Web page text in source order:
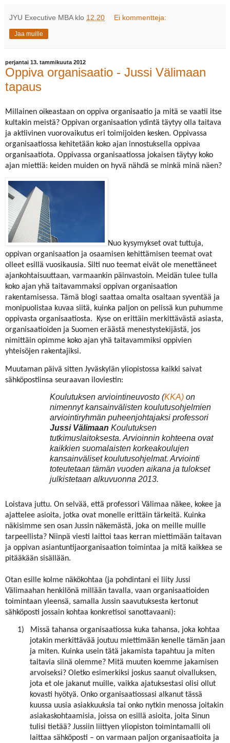
JYU Executive MBA klo 12.20 Ei kommentteja:
Jaa muille
perjantai 13. tammikuuta 2012
Oppiva organisaatio - Jussi Välimaan
tapaus
Millainen oikeastaan on oppiva organisaatio ja mitä se vaatii itse
kultakin meistä? Oppivan organisaation ydintä täytyy olla taitava
ja aktiivinen vuorovaikutus eri toimijoiden kesken. Oppivassa
organisaatiossa kehitetään koko ajan innostuksella oppivaa
organisaatiota. Oppivassa organisaatiossa jokaisen täytyy koko
ajan miettiä: keiden muiden on hyvä nähdä se minkä minä näen?
Nuo kysymykset ovat tuttuja,
oppivan organisaation ja osaamisen kehittämisen teemat ovat
olleet esillä vuosikausia. Silti nuo teemat eivät ole menettäneet
ajankohtaisuuttaan, varmaankin päinvastoin. Meidän tulee tulla
koko ajan yhä taitavammaksi oppivan organisaation
rakentamisessa. Tämä blogi saattaa omalta osaltaan syventää ja
monipuolistaa kuvaa siitä, kuinka paljon on pelissä kun puhumme
oppivasta organisaatiosta.
Kyse on erittäin merkittävästä asiasta,
organisaatioiden ja Suomen eräästä menestystekijästä, jos
nimittäin opimme koko ajan yhä taitavammiksi oppivien
yhteisöjen rakentajiksi.
Muutaman päivä sitten Jyväskylän yliopistossa kaikki saivat
sähköpostiinsa seuraavan iloviestin:
Koulutuksen arviointineuvosto (KKA)on
nimennyt kansainvälisten koulutusohjelmien
arviointiryhmän puheenjohtajaksi professori
Jussi Välimaan Koulutuksen
tutkimuslaitoksesta. Arvioinnin kohteena ovat
kaikkien suomalaisten korkeakoulujen
kansainväliset koulutusohjelmat. Arviointi
toteutetaan tämän vuoden aikana ja tulokset
julkistetaan alkuvuonna 2013.
Loistava juttu. On selvää, että professori Välimaa näkee, kokee ja
ajattelee asioita, jotka ovat monelle erittäin tärkeitä. Kuinka
näkisimme sen osan Jussin näkemästä, joka on meille muille
tarpeellista? Niinpä viesti laittoi taas kerran miettimään taitavan
ja oppivan asiantuntijaorganisaation toimintaa ja mitä kaikkea se
pitääkään sisällään.
Otan esille kolme näkökohtaa (ja pohdintani ei liity Jussi
Välimaahan henkilönä millään tavalla, vaan organisaatioiden
toimintaan yleensä, samalla Jussin saavutuksesta kertonut
sähköposti jossain kohtaa konkretisoi sanottavaani):
1)
Missä tahansa organisaatiossa kuka tahansa, joka kohtaa
jotakin merkittävää joutuu miettimään kenelle tämän jaan
ja miten. Kuinka usein tätä jakamista tapahtuu ja miten
taitavia siinä olemme? Mitä muuten koemme jakamisen
arvoiseksi? Oletko esimerkiksi joskus saanut oivalluksen,
jota et ole jakanut muille, vaikka ajatuksestasi olisi ollut
kovasti hyötyä. Onko organisaatiossasi alkanut tässä
kuussa uusia asiakkuuksia tai onko nytkin menossa joitakin
asiakaskohtaamisia, joissa on esillä asioita, joita Sinun
tulisi tietää? Jussiin liittyen yliopiston toimintamalli oli
laittaa sähköposti – on varmaan paljon organisaatioita ja